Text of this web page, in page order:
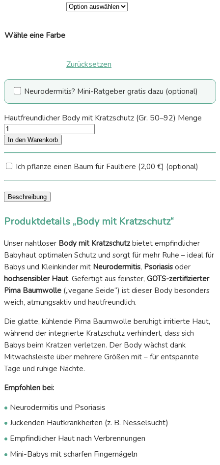
Wähle eine Farbe
Zurücksetzen
Neurodermitis? Mini-Ratgeber gratis dazu (optional)
Hautfreundlicher Body mit Kratzschutz (Gr. 50–92) Menge
In den Warenkorb
Ich pflanze einen Baum für Faultiere (2,00 €) (optional)
Beschreibung
Produktdetails „Body mit Kratzschutz“
Unser nahtloser Body mit Kratzschutz bietet empfindlicher
Babyhaut optimalen Schutz und sorgt für mehr Ruhe – ideal für
Babys und Kleinkinder mit Neurodermitis, Psoriasis oder
hochsensibler Haut. Gefertigt aus feinster, GOTS-zertifizierter
Pima Baumwolle („vegane Seide“) ist dieser Body besonders
weich, atmungsaktiv und hautfreundlich.
Die glatte, kühlende Pima Baumwolle beruhigt irritierte Haut,
während der integrierte Kratzschutz verhindert, dass sich
Babys beim Kratzen verletzen. Der Body wächst dank
Mitwachsleiste über mehrere Größen mit – für entspannte
Tage und ruhige Nächte.
Empfohlen bei:
• Neurodermitis und Psoriasis
• Juckenden Hautkrankheiten (z. B. Nesselsucht)
• Empfindlicher Haut nach Verbrennungen
• Mini-Babys mit scharfen Fingernägeln